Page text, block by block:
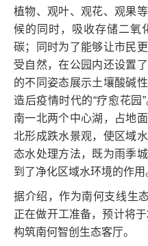
植物、观叶、观花、观果
候的同时，吸收存储二氧
碳；同时为了能够让市民
受自然，在公园内还设置
的不同姿态展示土壤酸碱
造后疫情时代的“疗愈花园
南一北两个中心湖，占地
北形成跌水景观，使区域
态水处理方法，既为雨季
到了净化区域水环境的作用
据介绍，作为南何支线生
正在做开工准备，预计将
构筑南何智创生态客厅。